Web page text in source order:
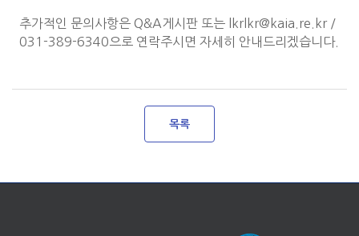
추가적인 문의사항은 Q&A게시판 또는 lkrlkr@kaia.re.kr /
031-389-6340으로 연락주시면 자세히 안내드리겠습니다.
목록